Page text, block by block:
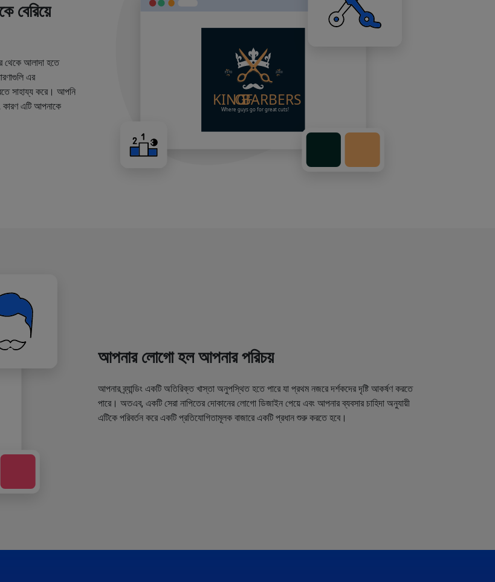
বেরিয়ে
থেকে আলাদা হতে
এর
সাহায্য করে। আপনি
কারণ এটি আপনাকে
আপনার লোগো হল আপনার পরিচয়
আপনার ব্র্যান্ডিং একটি অতিরিক্ত খাস্তা অনুপস্থিত হতে পারে যা প্রথম নজরে দর্শকদের দৃষ্টি আকর্ষণ করতে
পারে। অতএব, একটি সেরা নাপিতের দোকানের লোগো ডিজাইন পেয়ে এবং আপনার ব্যবসার চাহিদা অনুযায়ী
এটিকে পরিবর্তন করে একটি প্রতিযোগিতামূলক বাজারে একটি প্রধান শুরু করতে হবে।